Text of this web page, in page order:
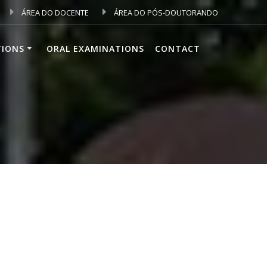
ÁREA DO DOCENTE ÁREA DO PÓS-DOUTORANDO
ORAL EXAMINATIONS CONTACT